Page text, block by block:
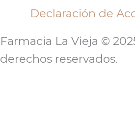
Declaración de
Farmacia La Vieja ©
derechos reservados.